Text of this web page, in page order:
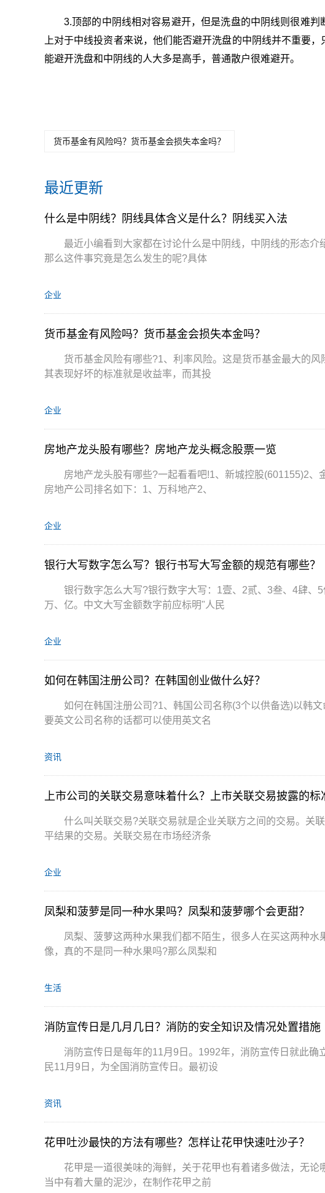
3.顶部的中阴线相对容易避开，但是洗盘的中阴线则很难
上对于中线投资者来说，他们能否避开洗盘的中阴线并不重要
能避开洗盘和中阴线的人大多是高手，普通散户很难避开。
货币基金有风险吗？货币基金会损失本金吗？
最近更新
什么是中阴线？阴线具体含义是什么？阴线买入法
最近小编看到大家都在讨论什么是中阴线，中阴线的形态介
那么这件事究竟是怎么发生的呢?具体
企业
货币基金有风险吗？货币基金会损失本金吗？
货币基金风险有哪些?1、利率风险。这是货币基金最大的
其表现好坏的标准就是收益率，而其投
企业
房地产龙头股有哪些？房地产龙头概念股票一览
房地产龙头股有哪些?一起看看吧!1、新城控股(601155)2
房地产公司排名如下：1、万科地产2、
企业
银行大写数字怎么写？银行书写大写金额的规范有哪些？
银行数字怎么大写?银行数字大写：1壹、2贰、3叁、4肆、
万、亿。中文大写金额数字前应标明"人民
企业
如何在韩国注册公司？在韩国创业做什么好？
如何在韩国注册公司?1、韩国公司名称(3个以供备选)以韩
要英文公司名称的话都可以使用英文名
资讯
上市公司的关联交易意味着什么？上市关联交易披露的标
什么叫关联交易?关联交易就是企业关联方之间的交易。关
平结果的交易。关联交易在市场经济条
企业
凤梨和菠萝是同一种水果吗？凤梨和菠萝哪个会更甜？
凤梨、菠萝这两种水果我们都不陌生，很多人在买这两种
像，真的不是同一种水果吗?那么凤梨和
生活
消防宣传日是几月几日？消防的安全知识及情况处置措施
消防宣传日是每年的11月9日。1992年，消防宣传日就此
民11月9日，为全国消防宣传日。最初设
资讯
花甲吐沙最快的方法有哪些？怎样让花甲快速吐沙子？
花甲是一道很美味的海鲜，关于花甲也有着诸多做法，无
当中有着大量的泥沙，在制作花甲之前